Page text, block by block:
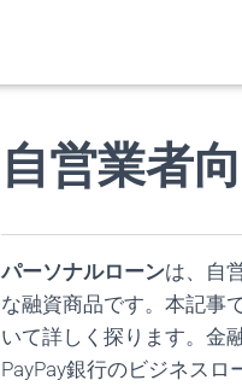
自営業者
パーソナルローンは、自
な融資商品です。本記事
いて詳しく探ります。金
PayPay銀行のビジネス